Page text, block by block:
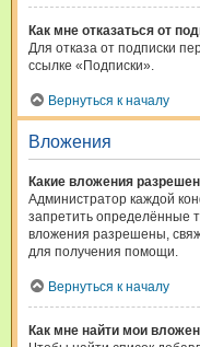
Как мне отказаться от
Для отказа от подписки
ссылке «Подписки».
Вернуться к началу
Вложения
Какие вложения
Администратор каждой
запретить определённые
вложения разрешены,
для получения помощи.
Вернуться к началу
Как мне найти мои